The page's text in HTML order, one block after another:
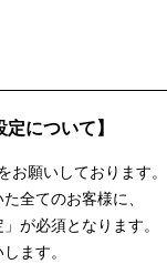
について】
お願いしております。
全てのお客様に、
」が必須となります。
ます。